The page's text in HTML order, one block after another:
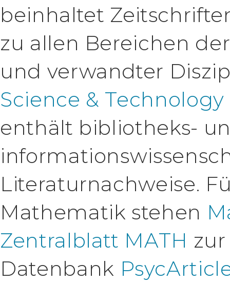
beinhaltet
zu allen Bereichen
und verwandter
Science & Technology
enthält bibliotheks-
Literaturnachweise.
Mathematik stehen
Zentralblatt MATH
Datenbank